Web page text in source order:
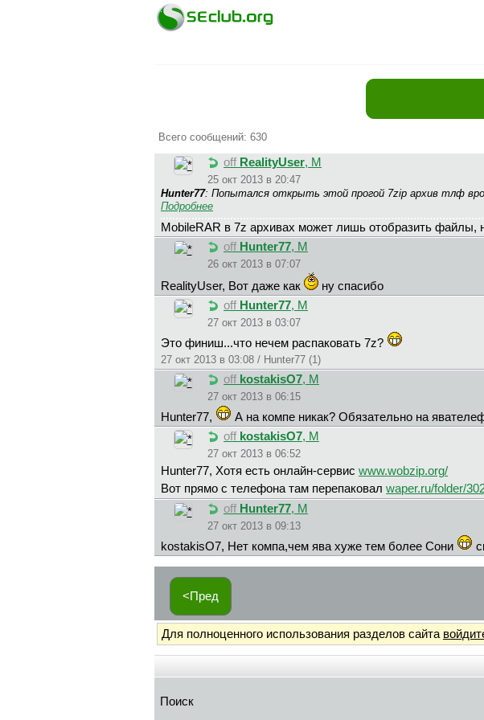
Всего сообщений: 630
off RealityUser, М
25 окт 2013 в 20:47
Hunter77: Попытался открыть этой прогой 7zip архив тлф
Подробнее
MobileRAR в 7z архивах может лишь отобразить файлы,
off Hunter77, М
26 окт 2013 в 07:07
RealityUser, Вот даже как
ну спасибо
off Hunter77, М
27 окт 2013 в 03:07
Это финиш...что нечем распаковать 7z?
27 окт 2013 в 03:08 / Hunter77 (1)
off kostakisO7, М
27 окт 2013 в 06:15
Hunter77,
А на компе никак? Обязательно на
off kostakisO7, М
27 окт 2013 в 06:52
Hunter77, Хотя есть онлайн-сервис www.wobzip.org/
Вот прямо с телефона там перепаковал waper.ru/folder/
off Hunter77, М
27 окт 2013 в 09:13
kostakisO7, Нет компа,чем ява хуже тем более Сони
<Пред
Для полноценного использования разделов сайта
Поиск